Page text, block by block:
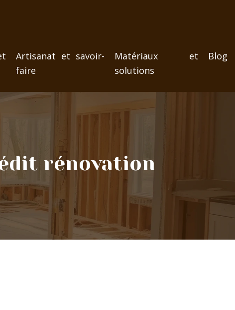
Artisanat et savoir-
faire
Matériaux et
solutions
Blog
rénovation